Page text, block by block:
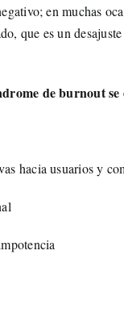
en muchas
que es un
de burnout
hacia usuarios y